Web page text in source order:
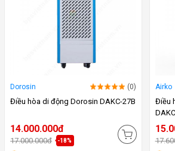
Dorosin (0)
Điều hòa di động Dorosin DAKC-27B
14.000.000đ
17.000.000đ -18%
Airko
Điều